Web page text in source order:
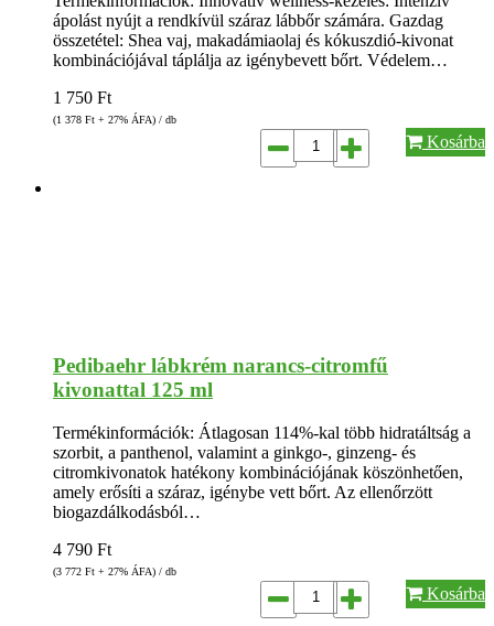
ápolást nyújt a rendkívül száraz lábbőr számára. Gazdag
összetétel: Shea vaj, makadámiaolaj és kókuszdió-kivonat
kombinációjával táplálja az igénybevett bőrt. Védelem…
1 750 Ft
(1 378 Ft + 27% ÁFA) / db
Kosárba
Pedibaehr lábkrém narancs-citromfű
kivonattal 125 ml
Termékinformációk: Átlagosan 114%-kal több hidratáltság a
szorbit, a panthenol, valamint a ginkgo-, ginzeng- és
citromkivonatok hatékony kombinációjának köszönhetően,
amely erősíti a száraz, igénybe vett bőrt. Az ellenőrzött
biogazdálkodásból…
4 790 Ft
(3 772 Ft + 27% ÁFA) / db
Kosárba